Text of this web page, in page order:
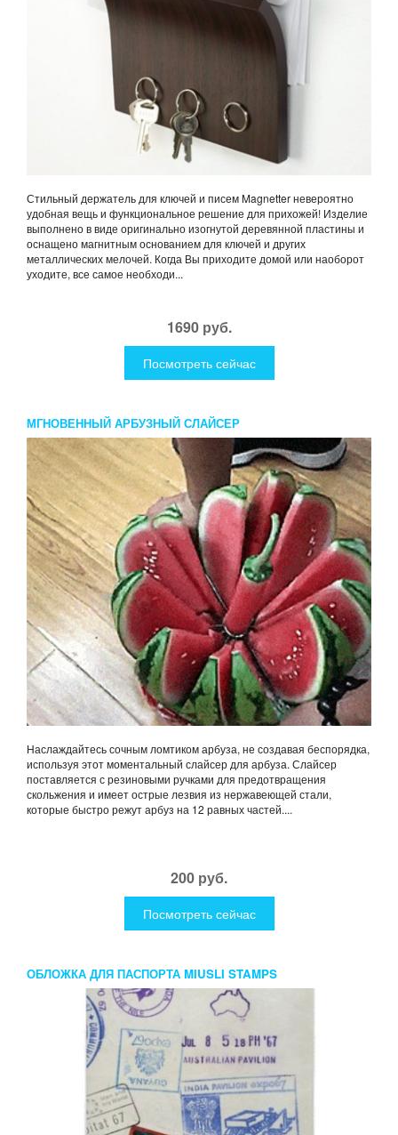
Стильный держатель для ключей и писем Magnetter невероятно
удобная вещь и функциональное решение для прихожей! Изделие
выполнено в виде оригинально изогнутой деревянной пластины и
оснащено магнитным основанием для ключей и других
металлических мелочей. Когда Вы приходите домой или наоборот
уходите, все самое необходи...
1690 руб.
Посмотреть сейчас
МГНОВЕННЫЙ АРБУЗНЫЙ СЛАЙСЕР
Наслаждайтесь сочным ломтиком арбуза, не создавая беспорядка,
используя этот моментальный слайсер для арбуза. Слайсер
поставляется с резиновыми ручками для предотвращения
скольжения и имеет острые лезвия из нержавеющей стали,
которые быстро режут арбуз на 12 равных частей....
200 руб.
Посмотреть сейчас
ОБЛОЖКА ДЛЯ ПАСПОРТА MIUSLI STAMPS